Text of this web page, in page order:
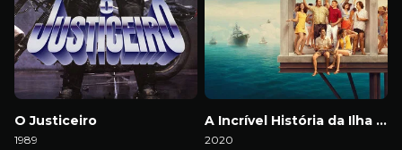
O Justiceiro
1989
A Incrível História da Ilha das Rosas
2020